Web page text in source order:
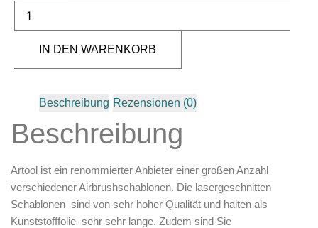
Leerbehälter & Mischzubehör
Spezialliteratur & Anleitungen
IN DEN WARENKORB
Beschreibung Rezensionen (0)
Beschreibung
Artool ist ein renommierter Anbieter einer großen Anzahl
verschiedener Airbrushschablonen. Die lasergeschnitten
Schablonen sind von sehr hoher Qualität und halten als
Kunststofffolie sehr sehr lange. Zudem sind Sie